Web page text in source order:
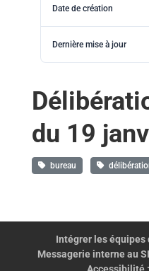
Date de création
Dernière mise à jour
du 19
bureau
Intégrer les équipes
Messagerie interne au